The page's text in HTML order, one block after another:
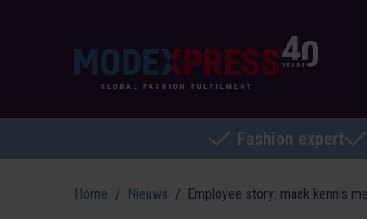
Fashion expert
Home Nieuws Employee story: maak kennis